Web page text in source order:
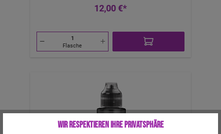
12,00 €*
Flasche
Wir respektieren Ihre Privatsphäre